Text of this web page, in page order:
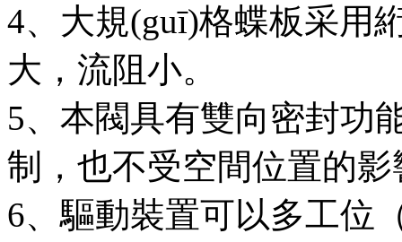
4、大規(guī)格蝶板采用絎架
大，流阻小。
5、本閥具有雙向密封功
制，也不受空間位置的影
6、驅動裝置可以多工位